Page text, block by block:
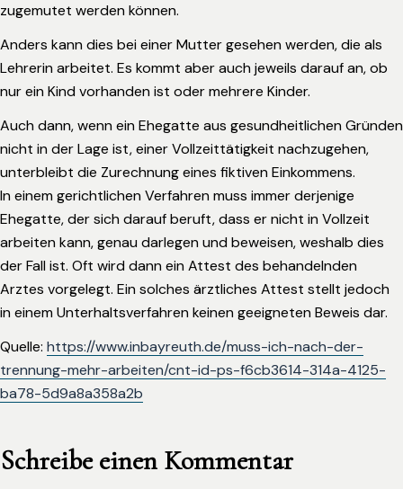
zugemutet werden können.
Anders kann dies bei einer Mutter gesehen werden, die als
Lehrerin arbeitet. Es kommt aber auch jeweils darauf an, ob
nur ein Kind vorhanden ist oder mehrere Kinder.
Auch dann, wenn ein Ehegatte aus gesundheitlichen Gründen
nicht in der Lage ist, einer Vollzeittätigkeit nachzugehen,
unterbleibt die Zurechnung eines fiktiven Einkommens.
In einem gerichtlichen Verfahren muss immer derjenige
Ehegatte, der sich darauf beruft, dass er nicht in Vollzeit
arbeiten kann, genau darlegen und beweisen, weshalb dies
der Fall ist. Oft wird dann ein Attest des behandelnden
Arztes vorgelegt. Ein solches ärztliches Attest stellt jedoch
in einem Unterhaltsverfahren keinen geeigneten Beweis dar.
Quelle: https://www.inbayreuth.de/muss-ich-nach-der-
trennung-mehr-arbeiten/cnt-id-ps-f6cb3614-314a-4125-
ba78-5d9a8a358a2b
Schreibe einen Kommentar